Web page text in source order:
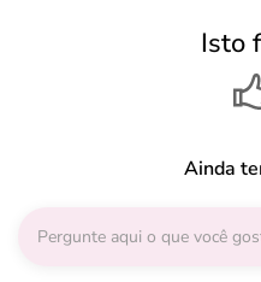
Isto
Ainda